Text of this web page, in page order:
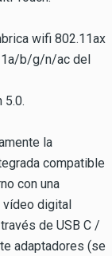
wifi 802.11ax
b/g/n/ac del
5.0.
la
compatible
con una
vídeo digital
de USB C /
adaptadores (se